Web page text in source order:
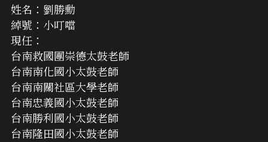
姓名：劉勝勳
綽號：小叮噹
現任：
台南救國團崇德太鼓老師
台南南化國小太鼓老師
台南南關社區大學老師
台南忠義國小太鼓老師
台南勝利國小太鼓老師
台南隆田國小太鼓老師